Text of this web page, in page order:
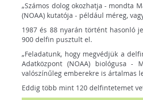
„Számos dolog okozhatja - mondta
(NOAA) kutatója - például méreg,
1987 és 88 nyarán történt hasonló
900 delfin pusztult el.
„Feladatunk, hogy megvédjük a
Adatközpont (NOAA) biológusa
valószínűleg emberekre is ártalmas
Eddig több mint 120 delfintetemet